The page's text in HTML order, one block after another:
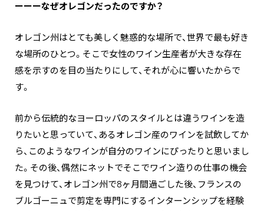
ーーーなぜオレゴンだったのですか？
オレゴン州はとても美しく魅惑的な場所で、世界で最も好き
な場所のひとつ。そこで女性のワイン生産者が大きな存在
感を示すのを目の当たりにして、それが心に響いたからで
す。
前から伝統的なヨーロッパのスタイルとは違うワインを造
りたいと思っていて、あるオレゴン産のワインを試飲してか
ら、このようなワインが自分のワインにぴったりと思いまし
た。その後、偶然にネットでそこでワイン造りの仕事の機会
を見つけて、オレゴン州で8ヶ月間過ごした後、フランスの
ブルゴーニュで剪定を専門にするインターンシップを経験